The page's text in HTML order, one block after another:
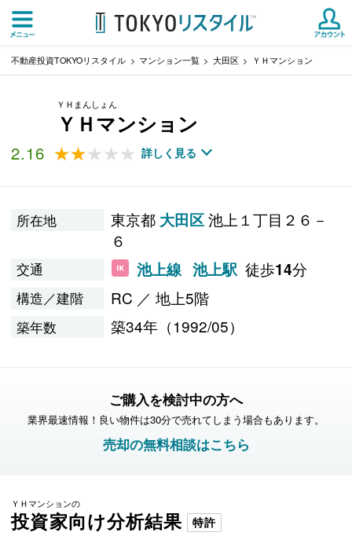
不動産投資TOKYOリスタイル マンション一覧 大田区 ＹＨマンション
ＹＨまんしょん
ＹＨマンション
2.16 ★★★★★
★★★★★ 詳しく見る
所在地 東京都 大田区池上１丁目２６－
６
交通 池上線 池上駅 徒歩14分
構造／建階 RC ／ 地上5階
築年数 築34年（1992/05）
ご購入を検討中の方へ
業界最速情報！良い物件は30分で売れてしまう場合もあります。
売却の無料相談はこちら
ＹＨマンションの
投資家向け分析結果 特許